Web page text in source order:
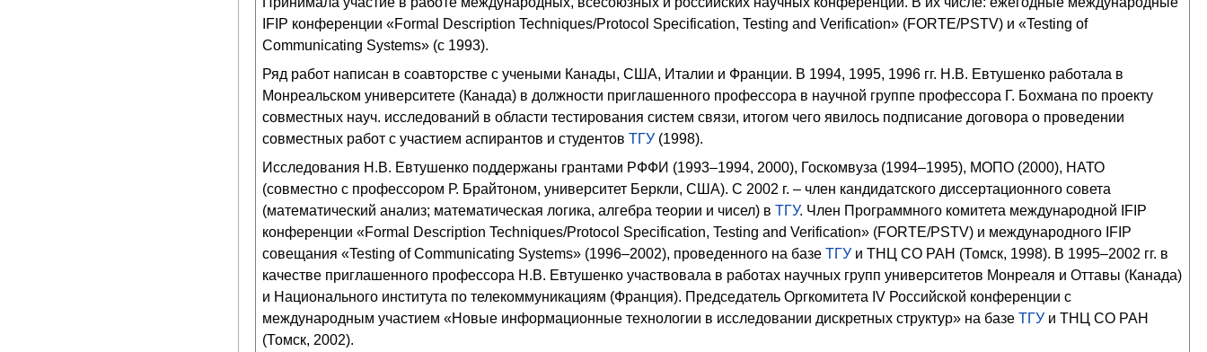
IFIP конференции «Formal Description Techniques/Protocol Specification, Testing and Verification» (FORTE/PSTV) и «Testing of
Communicating Systems» (с 1993).
Ряд работ написан в соавторстве с учеными Канады, США, Италии и Франции. В 1994, 1995, 1996 гг. Н.В. Евтушенко работала в
Монреальском университете (Канада) в должности приглашенного профессора в научной группе профессора Г. Бохмана по проекту
совместных науч. исследований в области тестирования систем связи, итогом чего явилось подписание договора о проведении
совместных работ с участием аспирантов и студентов ТГУ(1998).
Исследования Н.В. Евтушенко поддержаны грантами РФФИ (1993–1994, 2000), Госкомвуза (1994–1995), МОПО (2000), НАТО
(совместно с профессором Р. Брайтоном, университет Беркли, США). С 2002 г. – член кандидатского диссертационного совета
(математический анализ; математическая логика, алгебра теории и чисел) в ТГУ. Член Программного комитета международной IFIP
конференции «Formal Description Techniques/Protocol Specification, Testing and Verification» (FORTE/PSTV) и международного IFIP
совещания «Testing of Communicating Systems» (1996–2002), проведенного на базе ТГУи ТНЦ СО РАН (Томск, 1998). В 1995–2002 гг. в
качестве приглашенного профессора Н.В. Евтушенко участвовала в работах научных групп университетов Монреаля и Оттавы (Канада)
и Национального института по телекоммуникациям (Франция). Председатель Оргкомитета IV Российской конференции с
международным участием «Новые информационные технологии в исследовании дискретных структур» на базе ТГУи ТНЦ СО РАН
(Томск, 2002).